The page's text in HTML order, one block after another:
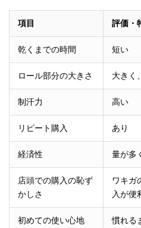
項目 評価・
乾くまでの時間 短い
ロール部分の大きさ 大きく
制汗力 高い
リピート購入 あり
経済性 量が多
店頭での購入の恥ず
かしさ
ワキガ
入が便
初めての使い心地
慣れる